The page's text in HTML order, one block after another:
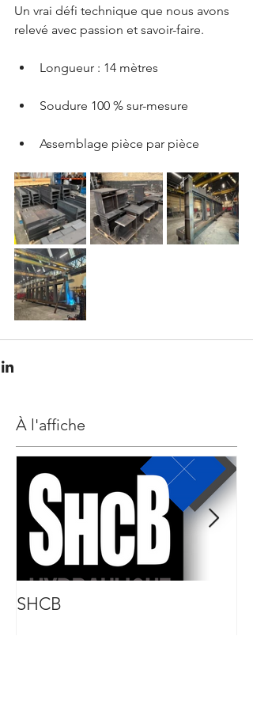
Un vrai défi technique que nous avons
relevé avec passion et savoir-faire.
Longueur : 14 mètres
Soudure 100 % sur-mesure
Assemblage pièce par pièce
À l'affiche
SHCB